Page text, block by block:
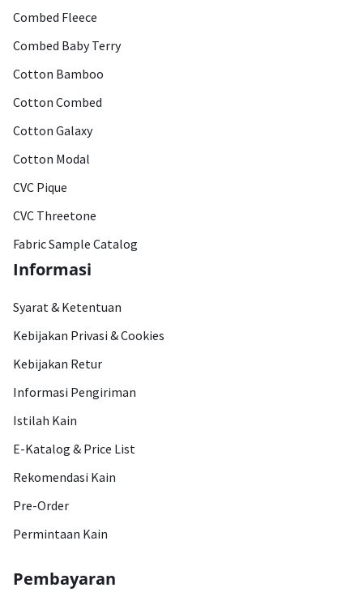
Combed Fleece
Combed Baby Terry
Cotton Bamboo
Cotton Combed
Cotton Galaxy
Cotton Modal
CVC Pique
CVC Threetone
Fabric Sample Catalog
Informasi
Syarat & Ketentuan
Kebijakan Privasi & Cookies
Kebijakan Retur
Informasi Pengiriman
Istilah Kain
E-Katalog & Price List
Rekomendasi Kain
Pre-Order
Permintaan Kain
Pembayaran